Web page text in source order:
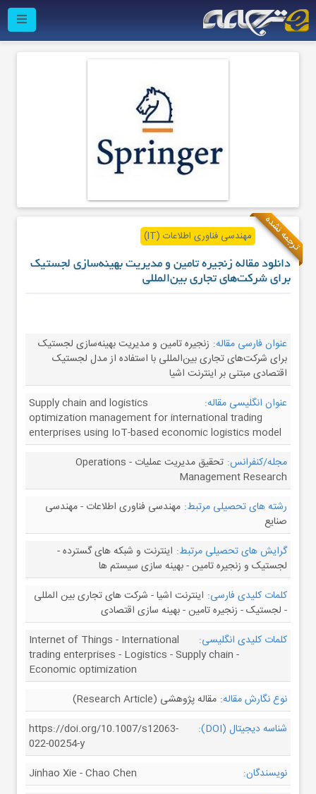
ترجمه نشده مهندسی فناوری اطلاعات (IT)
دانلود مقاله زنجیره تامین و مدیریت بهینه‌سازی لجستیک
برای شرکت‌های تجاری بین‌المللی
عنوان فارسی مقاله: زنجیره تامین و مدیریت بهینه‌سازی لجستیک
برای شرکت‌های تجاری بین‌المللی با استفاده از مدل لجستیک
اقتصادی مبتنی بر اینترنت اشیا
عنوان انگلیسی مقاله:
Supply chain and logistics
optimization management for international trading
enterprises using IoT-based economic logistics model
مجله/کنفرانس:
تحقیق مدیریت عملیات - Operations
Management Research
رشته های تحصیلی مرتبط: مهندسی فناوری اطلاعات - مهندسی
صنایع
گرایش های تحصیلی مرتبط: اینترنت و شبکه های گسترده -
لجستیک و زنجیره تامین - بهینه سازی سیستم ها
کلمات کلیدی فارسی: اینترنت اشیا - شرکت های تجاری بین المللی
- لجستیک - زنجیره تامین - بهینه سازی اقتصادی
کلمات کلیدی انگلیسی:
Internet of Things - International
trading enterprises - Logistics - Supply chain -
Economic optimization
نوع نگارش مقاله: مقاله پژوهشی (Research Article)
شناسه دیجیتال (DOI):
https://doi.org/10.1007/s12063-
022-00254-y
نویسندگان:
Jinhao Xie - Chao Chen